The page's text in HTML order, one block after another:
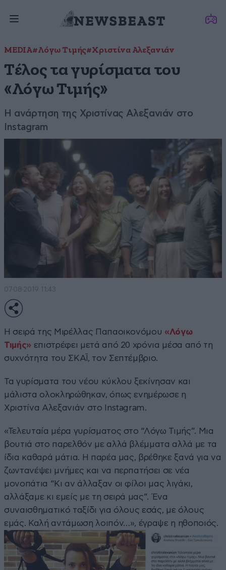
MEDIA#Λόγω Τιμής#Χριστίνα Αλεξανιάν
Tέλος τα γυρίσματα του
«Λόγω Τιμής»
Η ανάρτηση της Χριστίνας Αλεξανιάν στο
Instagram
07·08·2019 11:43
Η σειρά της Μιρέλλας Παπαοικονόμου «Λόγω
Τιμής» επιστρέφει μετά από 20 χρόνια μέσα από τη
συχνότητα του ΣΚΑΪ, τον Σεπτέμβριο.
Τα γυρίσματα του νέου κύκλου ξεκίνησαν και
μάλιστα ολοκληρώθηκαν, όπως ενημέρωσε η
Χριστίνα Αλεξανιάν στο Instagram.
«Τελευταία μέρα γυρίσματος στο “Λόγω Τιμής”. Μια
βουτιά στο παρελθόν με αλλά βλέμματα αλλά με τα
ίδια καθαρά μάτια. Η παρέα μας, βρέθηκε ξανά για να
ζωντανέψει μνήμες και να περπατήσει σε νέα
μονοπάτια “Κι αν άλλαξαν οι φίλοι μας λιγάκι,
αλλάξαμε κι εμείς με τη σειρά μας”. Ένα
συναισθηματικό ταξίδι για όλους εσάς, με όλους
εμάς. Καλή αντάμωση λοιπόν…», έγραψε η ηθοποιός.